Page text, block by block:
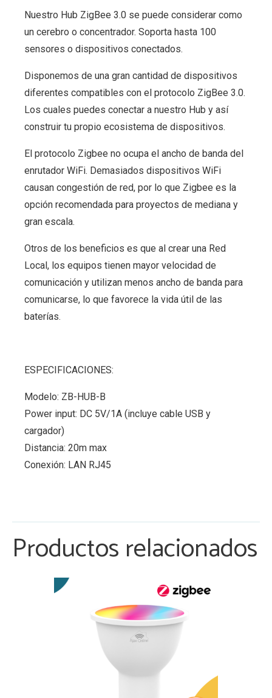
Nuestro Hub ZigBee 3.0 se puede considerar como
un cerebro o concentrador. Soporta hasta 100
sensores o dispositivos conectados.
Disponemos de una gran cantidad de dispositivos
diferentes compatibles con el protocolo ZigBee 3.0.
Los cuales puedes conectar a nuestro Hub y así
construir tu propio ecosistema de dispositivos.
El protocolo Zigbee no ocupa el ancho de banda del
enrutador WiFi. Demasiados dispositivos WiFi
causan congestión de red, por lo que Zigbee es la
opción recomendada para proyectos de mediana y
gran escala.
Otros de los beneficios es que al crear una Red
Local, los equipos tienen mayor velocidad de
comunicación y utilizan menos ancho de banda para
comunicarse, lo que favorece la vida útil de las
baterías.
ESPECIFICACIONES:
Modelo: ZB-HUB-B
Power input: DC 5V/1A (incluye cable USB y
cargador)
Distancia: 20m max
Conexión: LAN RJ45
Productos relacionados